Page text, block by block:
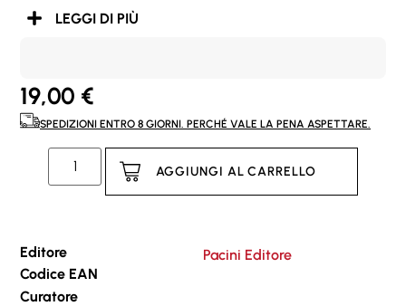
LEGGI DI PIÙ
19,00 €
SPEDIZIONI ENTRO 8 GIORNI. PERCHÉ VALE LA PENA ASPETTARE.
AGGIUNGI AL CARRELLO
Editore
Pacini Editore
Codice EAN
Curatore